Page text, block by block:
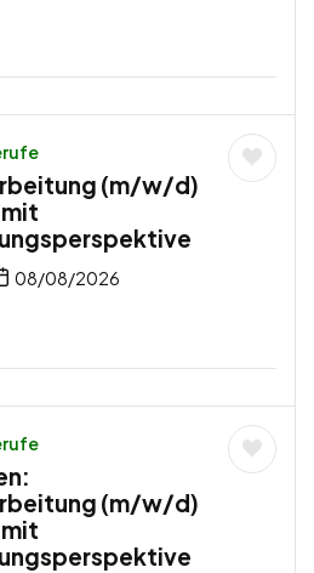
(m/w/d)
08/08/2026
(m/w/d)